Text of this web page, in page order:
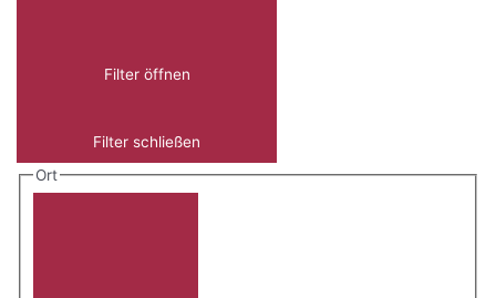
Filter öffnen
Filter schließen
Ort